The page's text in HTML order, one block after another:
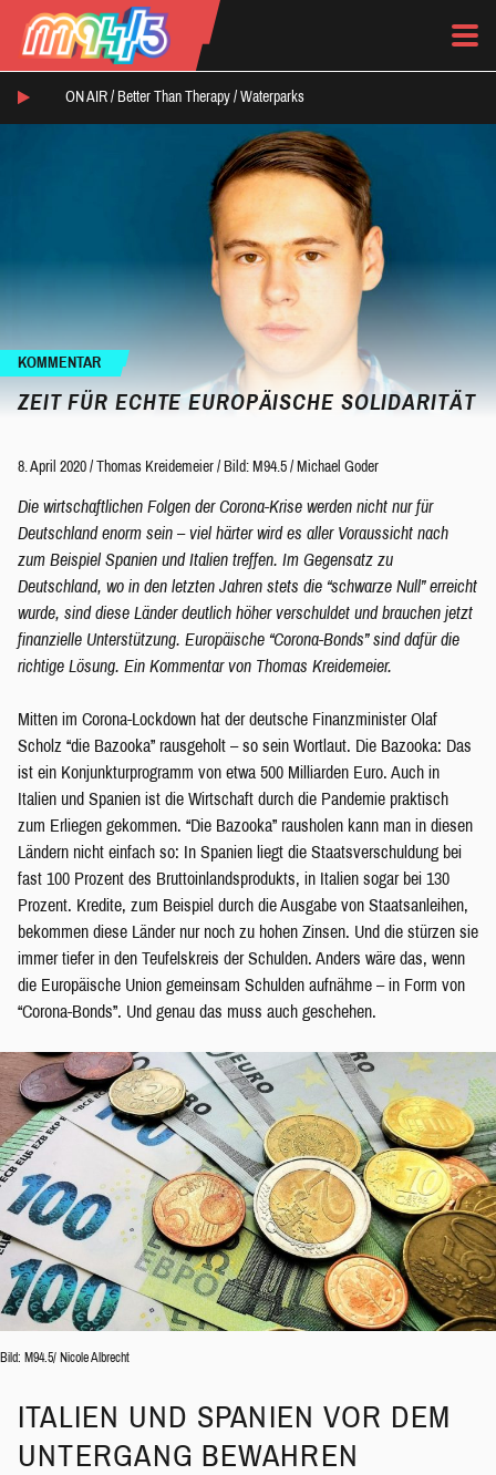
ON AIR / Better Than Therapy / Waterparks
KOMMENTAR
ZEIT FÜR ECHTE EUROPÄISCHE SOLIDARITÄT
8. April 2020 / Thomas Kreidemeier / Bild: M94.5 / Michael Goder
Die wirtschaftlichen Folgen der Corona-Krise werden nicht nur für
Deutschland enorm sein – viel härter wird es aller Voraussicht nach
zum Beispiel Spanien und Italien treffen. Im Gegensatz zu
Deutschland, wo in den letzten Jahren stets die “schwarze Null” erreicht
wurde, sind diese Länder deutlich höher verschuldet und brauchen jetzt
finanzielle Unterstützung. Europäische “Corona-Bonds” sind dafür die
richtige Lösung. Ein Kommentar von Thomas Kreidemeier.
Mitten im Corona-Lockdown hat der deutsche Finanzminister Olaf
Scholz “die Bazooka” rausgeholt – so sein Wortlaut. Die Bazooka: Das
ist ein Konjunkturprogramm von etwa 500 Milliarden Euro. Auch in
Italien und Spanien ist die Wirtschaft durch die Pandemie praktisch
zum Erliegen gekommen. “Die Bazooka” rausholen kann man in diesen
Ländern nicht einfach so: In Spanien liegt die Staatsverschuldung bei
fast 100 Prozent des Bruttoinlandsprodukts, in Italien sogar bei 130
Prozent. Kredite, zum Beispiel durch die Ausgabe von Staatsanleihen,
bekommen diese Länder nur noch zu hohen Zinsen. Und die stürzen sie
immer tiefer in den Teufelskreis der Schulden. Anders wäre das, wenn
die Europäische Union gemeinsam Schulden aufnähme – in Form von
“Corona-Bonds”. Und genau das muss auch geschehen.
Bild: M94.5/ Nicole Albrecht
ITALIEN UND SPANIEN VOR DEM
UNTERGANG BEWAHREN